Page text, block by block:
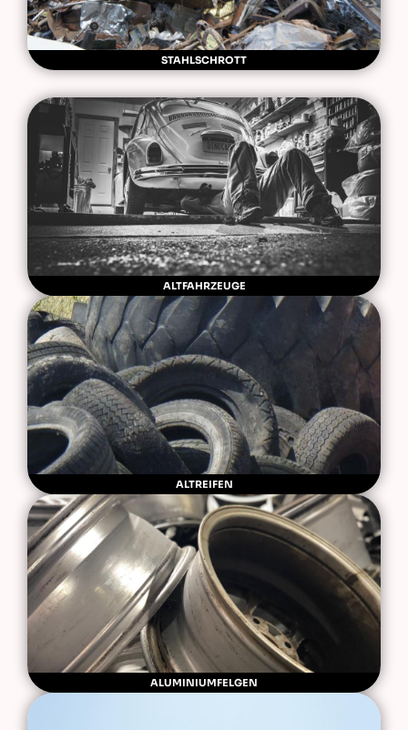
STAHLSCHROTT
ALTFAHRZEUGE
ALTREIFEN
ALUMINIUMFELGEN